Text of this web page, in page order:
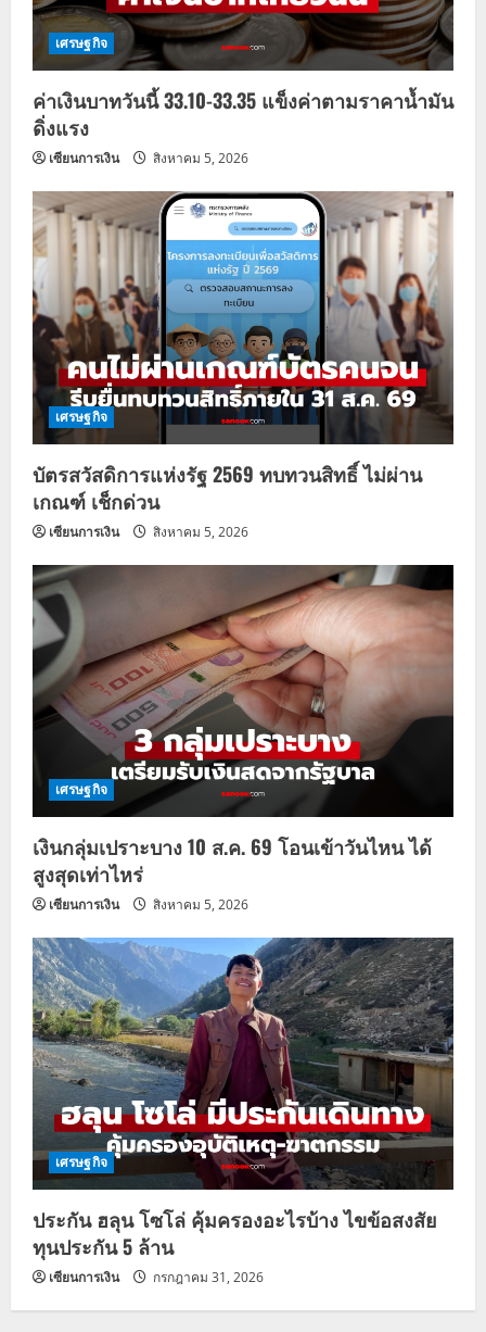
เศรษฐกิจ
ค่าเงินบาทวันนี้ 33.10-33.35 แข็งค่าตามราคาน้ำมัน
ดิ่งแรง
เซียนการเงิน สิงหาคม 5, 2026
เศรษฐกิจ
บัตรสวัสดิการแห่งรัฐ 2569 ทบทวนสิทธิ์ ไม่ผ่าน
เกณฑ์ เช็กด่วน
เซียนการเงิน สิงหาคม 5, 2026
เศรษฐกิจ
เงินกลุ่มเปราะบาง 10 ส.ค. 69 โอนเข้าวันไหน ได้
สูงสุดเท่าไหร่
เซียนการเงิน สิงหาคม 5, 2026
เศรษฐกิจ
ประกัน ฮลุน โซโล่ คุ้มครองอะไรบ้าง ไขข้อสงสัย
ทุนประกัน 5 ล้าน
เซียนการเงิน กรกฎาคม 31, 2026